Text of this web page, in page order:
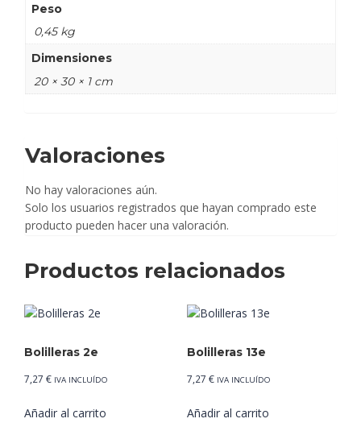
Peso
0,45 kg
Dimensiones
20 × 30 × 1 cm
Valoraciones
No hay valoraciones aún.
Solo los usuarios registrados que hayan comprado este
producto pueden hacer una valoración.
Productos relacionados
Bolilleras 2e
7,27 € IVA INCLUÍDO
Añadir al carrito
Bolilleras 13e
7,27 € IVA INCLUÍDO
Añadir al carrito